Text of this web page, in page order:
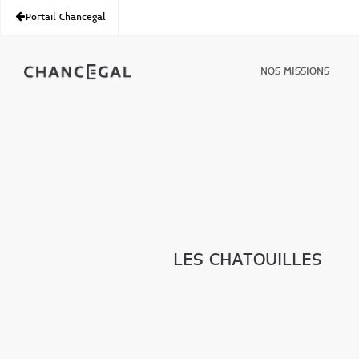
Portail Chancegal
NOS MISSIONS
LES CHATOUILLES